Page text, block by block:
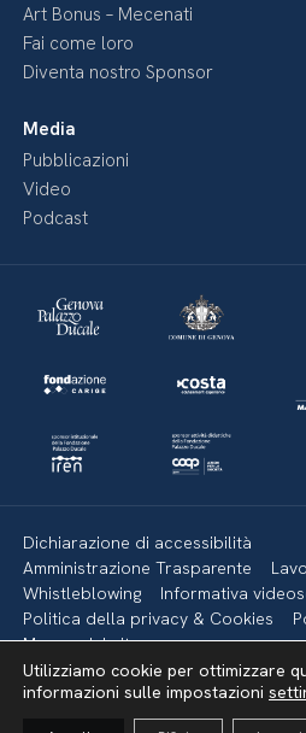
Art Bonus – Mecenati
Fai come loro
Diventa nostro Sponsor
Media
Pubblicazioni
Video
Podcast
Dichiarazione di accessibilità
Amministrazione Trasparente
Whistleblowing
Informativa
Politica della privacy & Cookies
Mappa del sito
Utilizziamo cookie per ottimizzare
informazioni sulle impostazioni